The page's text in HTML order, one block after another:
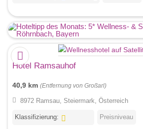
Hotel Ramsauhof
40,9 km (Entfernung von Großarl)
8972 Ramsau, Steiermark, Österreich
Klassifizierung: Preisniveau